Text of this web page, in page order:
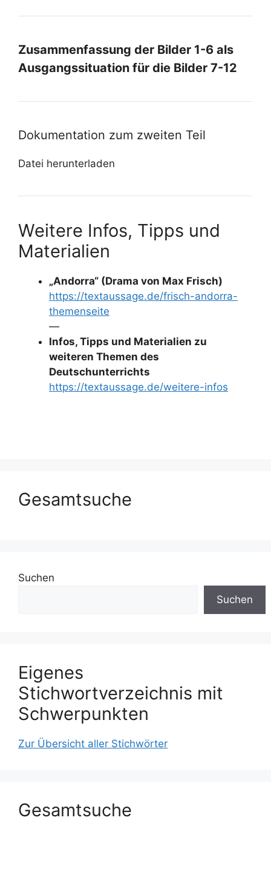
Zusammenfassung der Bilder 1-6 als
Ausgangssituation für die Bilder 7-12
Dokumentation zum zweiten Teil
Datei herunterladen
Weitere Infos, Tipps und
Materialien
„Andorra“ (Drama von Max Frisch)
https://textaussage.de/frisch-andorra-
themenseite
—
Infos, Tipps und Materialien zu
weiteren Themen des
Deutschunterrichts
https://textaussage.de/weitere-infos
Gesamtsuche
Suchen
Suchen
Eigenes
Stichwortverzeichnis mit
Schwerpunkten
Zur Übersicht aller Stichwörter
Gesamtsuche